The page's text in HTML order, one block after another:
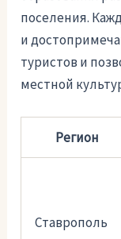
поселения.
и
туристов и
местной
Регион
Ставрополь